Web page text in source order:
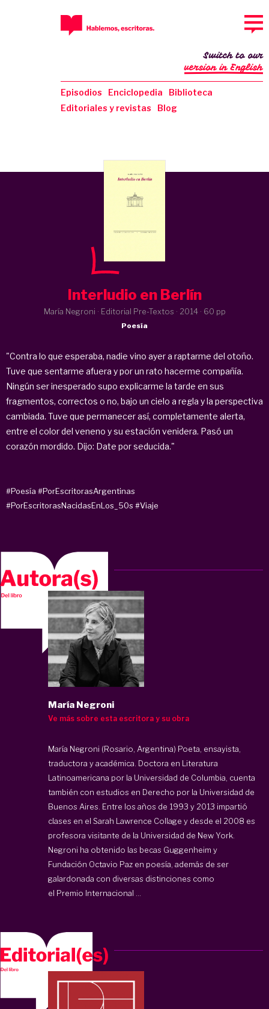
Episodios Enciclopedia
Biblioteca
Editoriales y revistas
Blog
Switch to our
version in English
Interludio en Berlín
María Negroni · Editorial Pre-Textos · 2014· 60 pp
Poesía
"Contra lo que esperaba, nadie vino ayer a raptarme del otoño.
Tuve que sentarme afuera y por un rato hacerme compañía.
Ningún ser inesperado supo explicarme la tarde en sus
fragmentos, correctos o no, bajo un cielo a regla y la perspectiva
cambiada. Tuve que permanecer así, completamente alerta,
entre el color del veneno y su estación venidera. Pasó un
corazón mordido. Dijo: Date por seducida."
#Poesía #PorEscritorasArgentinas
#PorEscritorasNacidasEnLos_50s #Viaje
María Negroni
Ve más sobre esta escritora y su obra
María Negroni (Rosario, Argentina) Poeta, ensayista,
traductora y académica. Doctora en Literatura
Latinoamericana por la Universidad de Columbia, cuenta
también con estudios en Derecho por la Universidad de
Buenos Aires. Entre los años de 1993 y 2013 impartió
clases en el Sarah Lawrence Collage y desde el 2008 es
profesora visitante de la Universidad de New York.
Negroni ha obtenido las becas Guggenheim y
Fundación Octavio Paz en poesía, además de ser
galardonada con diversas distinciones como
el Premio Internacional ...